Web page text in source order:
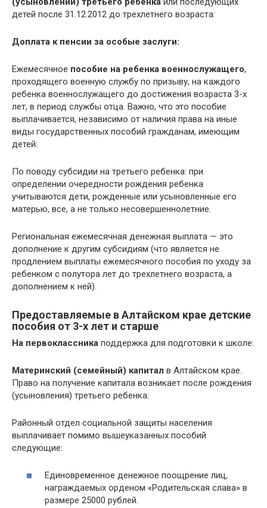
детей после 31.12.2012 до трехлетнего возраста:
Доплата к пенсии за особые заслуги:
Ежемесячное пособие на ребенка военнослужащего,
проходящего военную службу по призыву, на каждого
ребенка военнослужащего до достижения возраста 3-х
лет, в период службы отца. Важно, что это пособие
выплачивается, независимо от наличия права на иные
виды государственных пособий гражданам, имеющим
детей:
По поводу субсидии на третьего ребенка: при
определении очередности рождения ребенка
учитываются дети, рожденные или усыновленные его
матерью, все, а не только несовершеннолетние.
Региональная ежемесячная денежная выплата — это
дополнение к другим субсидиям (что является не
продлением выплаты ежемесячного пособия по уходу за
ребенком с полутора лет до трехлетнего возраста, а
дополнением к ней).
Предоставляемые в Алтайском крае детские
пособия от 3-х лет и старше
На первоклассника поддержка для подготовки к школе:
Материнский (семейный) капитал в Алтайском крае.
Право на получение капитала возникает после рождения
(усыновления) третьего ребенка:
Районный отдел социальной защиты населения
выплачивает помимо вышеуказанных пособий
следующие:
Единовременное денежное поощрение лиц,
награждаемых орденом «Родительская слава» в
размере 25000 рублей.